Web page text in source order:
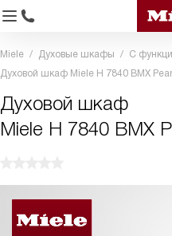
Miele Духовые шкафы
С
Духовой шкаф Miele H 7840 BMX
Духовой шкаф
Miele H 7840 BMX